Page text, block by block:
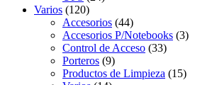
Varios (120)
Accesorios (44)
Accesorios P/Notebooks (3)
Control de Acceso (33)
Porteros (9)
Productos de Limpieza (15)